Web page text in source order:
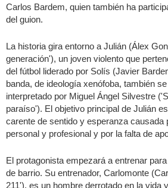
Carlos Bardem, quien también ha
del guion.
La historia gira entorno a Julián (Álex
generación'), un joven violento que
del fútbol liderado por Solís (Javier
banda, de ideología xenófoba, también
interpretado por Miguel Ángel Silvestre
paraíso'). El objetivo principal de Julián
carente de sentido y esperanza causada
personal y profesional y por la falta de
El protagonista empezará a entrenar
de barrio. Su entrenador, Carlomonte
211'), es un hombre derrotado en la vida